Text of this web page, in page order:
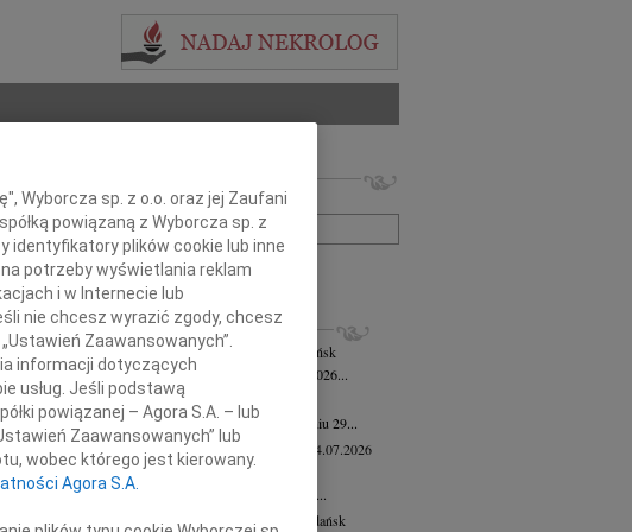
Imię i nazwisko lub numer ogłoszenia:
+ szukanie zaawansowane
INNE NEKROLOGI
Lubomira Bożyk wiek: 102 04.08.2026
Gdańsk
Z żalem zawiadamiamy, że w dniu 25 lipca 2026...
Henryk Klocek 28.07.2026
Z wielkim smutkiem zawiadamiamy, że w dniu 29...
Jadwiga Semmerling-Owczarska
24.07.2026
Gdańsk
Z głębokim żalem zawiadamiamy, że dnia 20...
Andrzej Krupowicz wiek: 87 16.07.2026
Gdańsk
Wyborcza sp. z o.o. oraz jej Zaufani
powiązaną z Wyborcza sp. z
identyfikatory plików cookie lub inne
potrzeby wyświetlania reklam
i w Internecie lub
nie chcesz wyrazić zgody, chcesz
Zaawansowanych”.
informacji dotyczących
usług. Jeśli podstawą
powiązanej – Agora S.A. – lub
Zaawansowanych” lub
wobec którego jest kierowany.
Agora S.A.